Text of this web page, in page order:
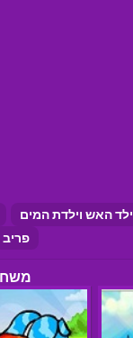
ילד האש וילדת המים
פריב